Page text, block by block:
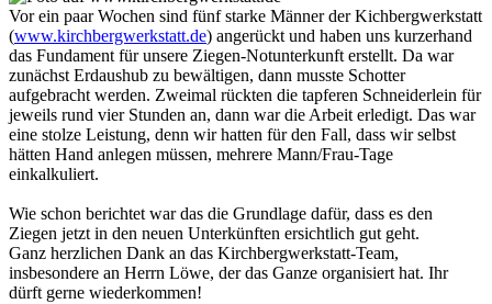
Vor ein paar Wochen sind fünf starke Männer der Kichbergwerkstatt
(www.kirchbergwerkstatt.de) angerückt und haben uns kurzerhand
das Fundament für unsere Ziegen-Notunterkunft erstellt. Da war
zunächst Erdaushub zu bewältigen, dann musste Schotter
aufgebracht werden. Zweimal rückten die tapferen Schneiderlein für
jeweils rund vier Stunden an, dann war die Arbeit erledigt. Das war
eine stolze Leistung, denn wir hatten für den Fall, dass wir selbst
hätten Hand anlegen müssen, mehrere Mann/Frau-Tage
einkalkuliert.
Wie schon berichtet war das die Grundlage dafür, dass es den
Ziegen jetzt in den neuen Unterkünften ersichtlich gut geht.
Ganz herzlichen Dank an das Kirchbergwerkstatt-Team,
insbesondere an Herrn Löwe, der das Ganze organisiert hat. Ihr
dürft gerne wiederkommen!